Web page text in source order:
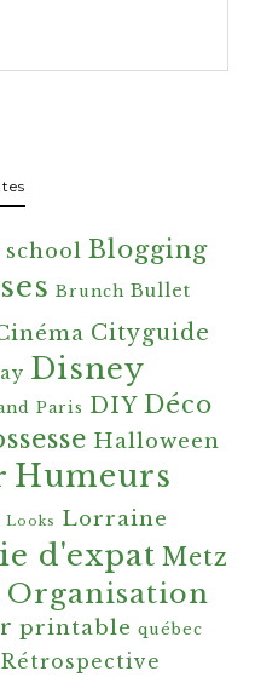
school Blogging
Brunch Bullet
Cityguide
Disney
Paris DIY Déco
Halloween
Humeurs
Looks Lorraine
d'expat Metz
Organisation
printable québec
Rétrospective